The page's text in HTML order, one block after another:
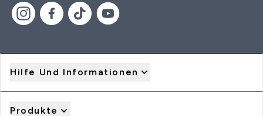
Hilfe Und Informationen
Produkte